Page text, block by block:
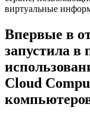
Впервые в
запустила
Cloud